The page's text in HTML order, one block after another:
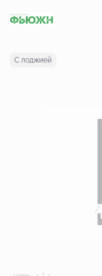
2-комнатная
С лоджией